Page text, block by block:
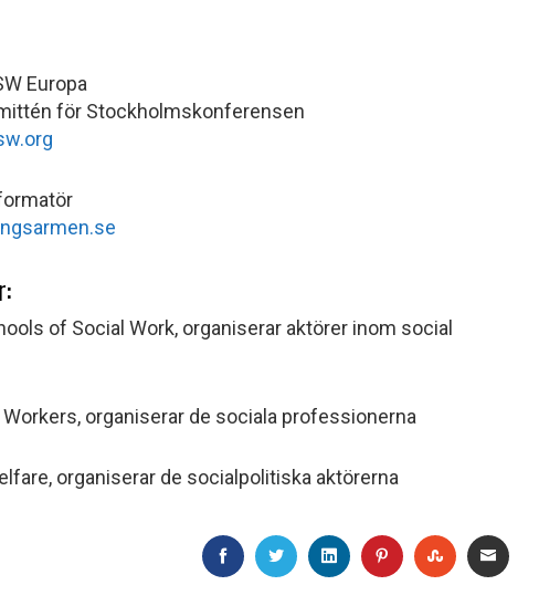
Europa
för Stockholmskonferensen
of Social Work, organiserar aktörer inom social
organiserar de sociala professionerna
organiserar de socialpolitiska aktörerna
FACEBOOKTWITTERLINKEDINPINTERESTSTUMBLEUPON
EMAIL